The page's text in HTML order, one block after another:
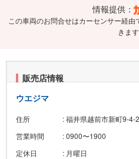
情報提供：
この車両のお問合せはカーセンサー経
きます
販売店情報
ウエジマ
住所
: 福井県越前市新町9-4-2
営業時間
: 0900〜1900
定休日
: 月曜日